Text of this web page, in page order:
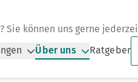
Sie können uns gerne
Über uns Ratgeber